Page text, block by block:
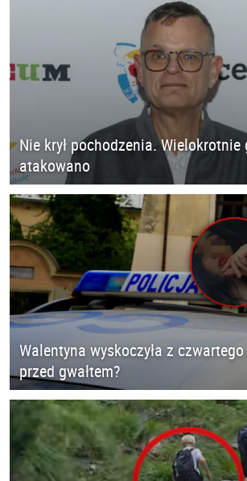
Nie krył pochodzenia.
atakowano
Walentyna wyskoczyła z
przed gwałtem?